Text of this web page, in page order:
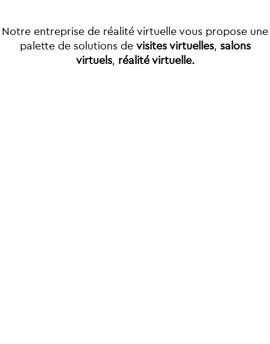
Notre entreprise de réalité virtuelle vous propose une
palette de solutions de visites virtuelles, salons
virtuels, réalité virtuelle.